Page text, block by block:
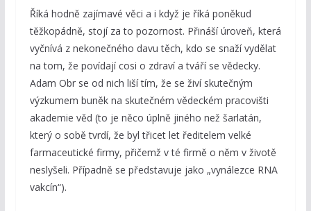
Říká hodně zajímavé věci a i když je říká poněkud
těžkopádně, stojí za to pozornost. Přináší úroveň, která
vyčnívá z nekonečného davu těch, kdo se snaží vydělat
na tom, že povídají cosi o zdraví a tváří se vědecky.
Adam Obr se od nich liší tím, že se živí skutečným
výzkumem buněk na skutečném vědeckém pracovišti
akademie věd (to je něco úplně jiného než šarlatán,
který o sobě tvrdí, že byl třicet let ředitelem velké
farmaceutické firmy, přičemž v té firmě o něm v životě
neslyšeli. Případně se představuje jako „vynálezce RNA
vakcín“).